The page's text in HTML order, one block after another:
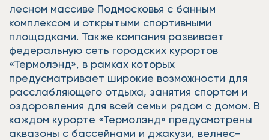
лесном массиве Подмосковья с банным
комплексом и открытыми спортивными
площадками. Также компания развивает
федеральную сеть городских курортов
«Термолэнд», в рамках которых
предусматривает широкие возможности для
расслабляющего отдыха, занятия спортом и
оздоровления для всей семьи рядом с домом. В
каждом курорте «Термолэнд» предусмотрены
аквазоны с бассейнами и джакузи, велнес-